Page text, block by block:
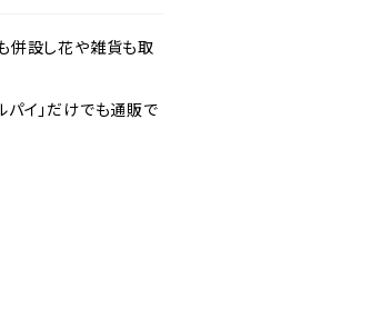
併設し花や雑貨も取
パイ」だけでも通販で